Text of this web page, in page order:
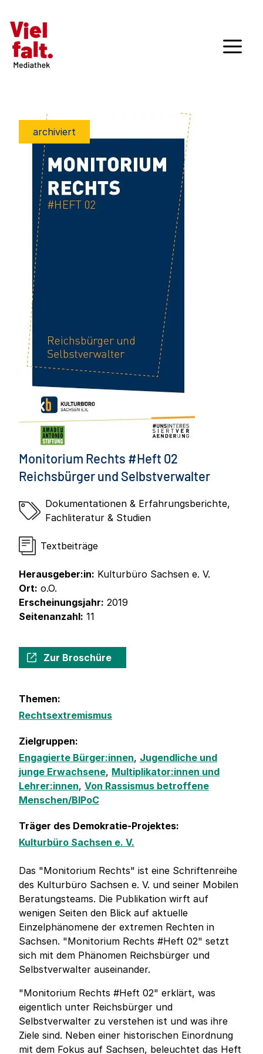
archiviert
Monitorium Rechts #Heft 02
Reichsbürger und Selbstverwalter
Dokumentationen & Erfahrungsberichte,
Fachliteratur & Studien
Textbeiträge
Herausgeber:in: Kulturbüro Sachsen e. V.
Ort: o.O.
Erscheinungsjahr: 2019
Seitenanzahl: 11
Zur Broschüre
Themen:
Rechtsextremismus
Zielgruppen:
Engagierte Bürger:innen, Jugendliche und
junge Erwachsene, Multiplikator:innen und
Lehrer:innen, Von Rassismus betroffene
Menschen/BIPoC
Träger des Demokratie-Projektes:
Kulturbüro Sachsen e. V.
Das "Monitorium Rechts" ist eine Schriftenreihe
des Kulturbüro Sachsen e. V. und seiner Mobilen
Beratungsteams. Die Publikation wirft auf
wenigen Seiten den Blick auf aktuelle
Einzelphänomene der extremen Rechten in
Sachsen. "Monitorium Rechts #Heft 02" setzt
sich mit dem Phänomen Reichsbürger und
Selbstverwalter auseinander.
"Monitorium Rechts #Heft 02" erklärt, was
eigentlich unter Reichsbürger und
Selbstverwalter zu verstehen ist und was ihre
Ziele sind. Neben einer historischen Einordnung
mit dem Fokus auf Sachsen, beleuchtet das Heft